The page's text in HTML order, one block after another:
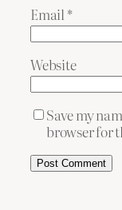
Email *
Website
Save my
browser for